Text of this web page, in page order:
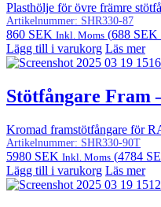
Plasthölje för övre främre
Artikelnummer: SHR330-87
860 SEK Inkl. Moms (688 SEK
Lägg till i varukorg Läs mer
Stötfångare Fram
Kromad framstötfångare för
Artikelnummer: SHR330-90T
5980 SEK Inkl. Moms (4784
Lägg till i varukorg Läs mer